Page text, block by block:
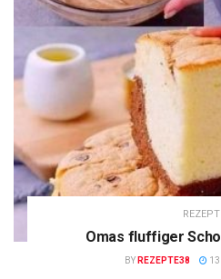
Omas fluffiger
BY REZEPTE38